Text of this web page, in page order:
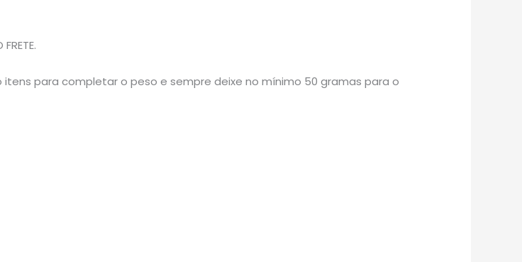
para completar o peso e sempre deixe no mínimo 50 gramas para o